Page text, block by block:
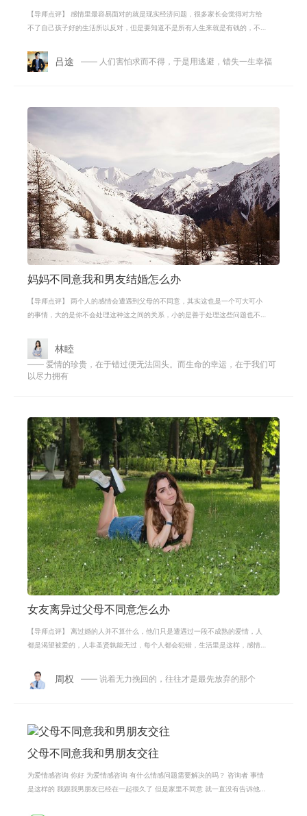
【导师点评】 感情里最容易面对的就是现实经济问题，很多家长会觉得对方给
不了自己孩子好的生活所以反对，但是要知道不是所有人生来就是有钱的，不
吕途 —— 人们害怕求而不得，于是用逃避，错失一生幸福
妈妈不同意我和男友结婚怎么办
【导师点评】 两个人的感情会遭遇到父母的不同意，其实这也是一个可大可小
的事情，大的是你不会处理这种这之间的关系，小的是善于处理这些问题也不
林睦
—— 爱情的珍贵，在于错过便无法回头。而生命的幸运，在于我们可
以尽力拥有
女友离异过父母不同意怎么办
【导师点评】 离过婚的人并不算什么，他们只是遭遇过一段不成熟的爱情，人
都是渴望被爱的，人非圣贤孰能无过，每个人都会犯错，生活里是这样，感情
周权 —— 说着无力挽回的，往往才是最先放弃的那个
父母不同意我和男朋友交往
为爱情感咨询 你好 为爱情感咨询 有什么情感问题需要解决的吗？ 咨询者 事情
是这样的 我跟我男朋友已经在一起很久了 但是家里不同意 就一直没有告诉他